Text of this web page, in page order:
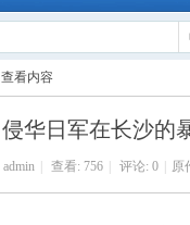
查看内容
侵华日军在长沙的
admin 查看: 756 评论: 0 原